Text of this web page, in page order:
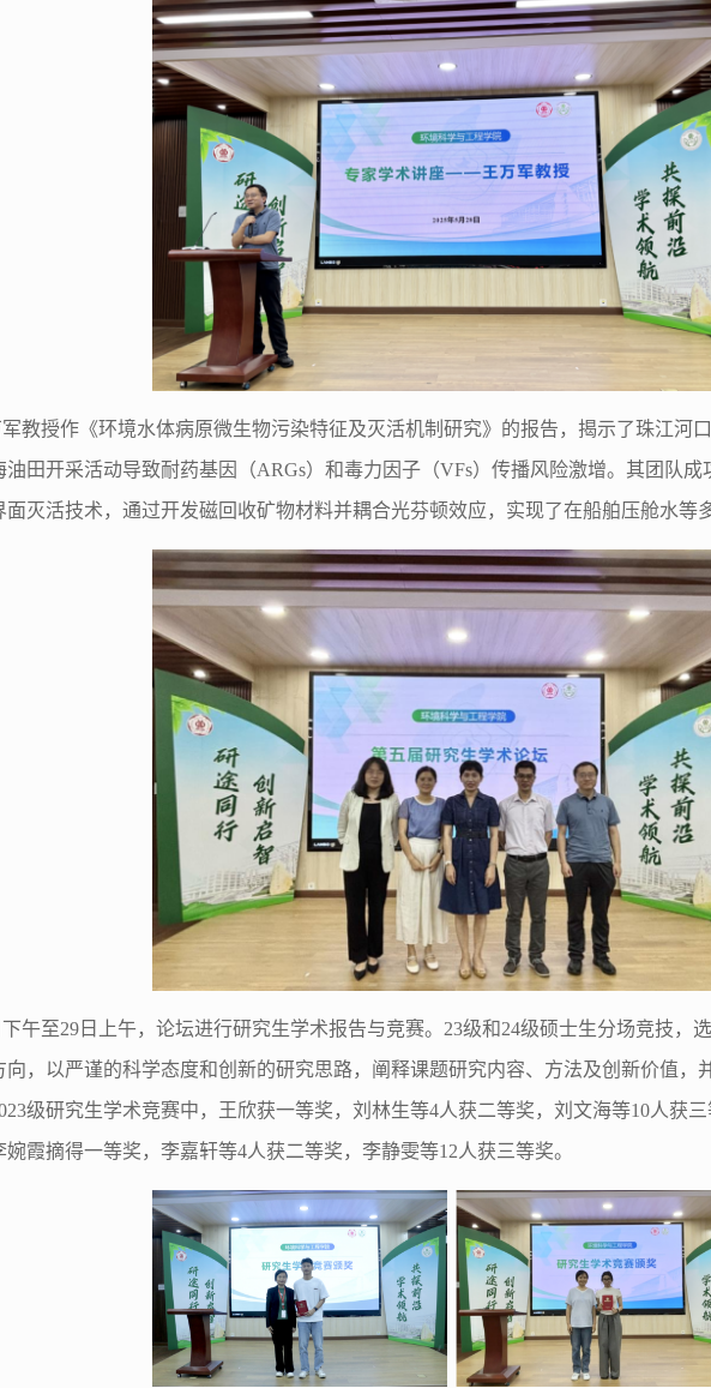
教授作《环境水体病原微生物污染特征及灭活机制研究》的报告， 揭示了珠江河
油田开采活动导致耐药基因（ARGs）和毒力因子（VFs）传播风险激增。其团队
面灭活技术，通过开发磁回收矿物材料并耦合光芬顿效应，实现了在船舶压舱水等
下午至29 日上午，论坛进行研究生学术报告与竞赛。 23级和24级硕士生分场竞技，
向，以严谨的科学态度和创新的研究思路， 阐释课题研究内容、方法及创新价值，
级研究生学术竞赛中， 王欣获一等奖，刘林生等4人获二等奖，刘文海等10人获
婉霞摘得一等奖，李嘉轩等4人获二等奖，李静雯等12人获三等奖。